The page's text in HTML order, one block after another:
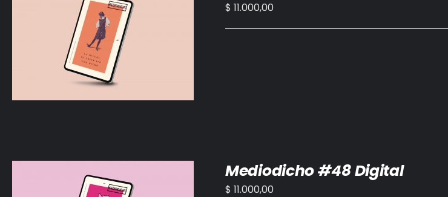
AÑADIR AL CARRITO /
$ 11.000,00
Mediodicho #48 Digital
$ 11.000,00